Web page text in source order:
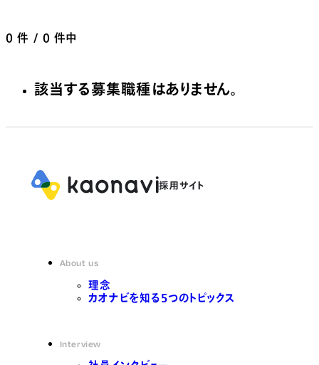
0 件 / 0 件中
該当する募集職種はありません。
About us
理念
カオナビを知る5つのトピックス
Interview